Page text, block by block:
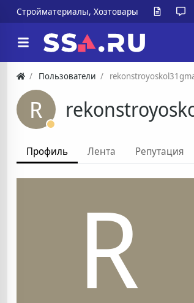
Стройматериалы, Хозтовары
Пользователи
R
Профиль Лента Репутация
R